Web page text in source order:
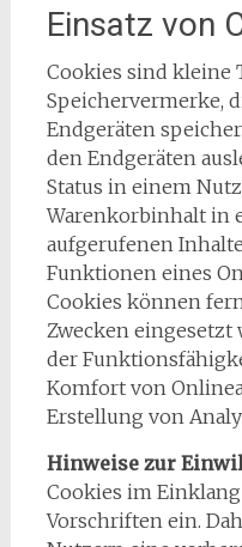
Einsatz von
Cookies sind kleine
Speichervermerke,
Endgeräten
den Endgeräten
Status in einem
Warenkorbinhalt in
aufgerufenen
Funktionen eines
Cookies können
Zwecken eingesetzt
der
Komfort von
Erstellung von
Hinweise zur
Cookies im
Vorschriften ein.